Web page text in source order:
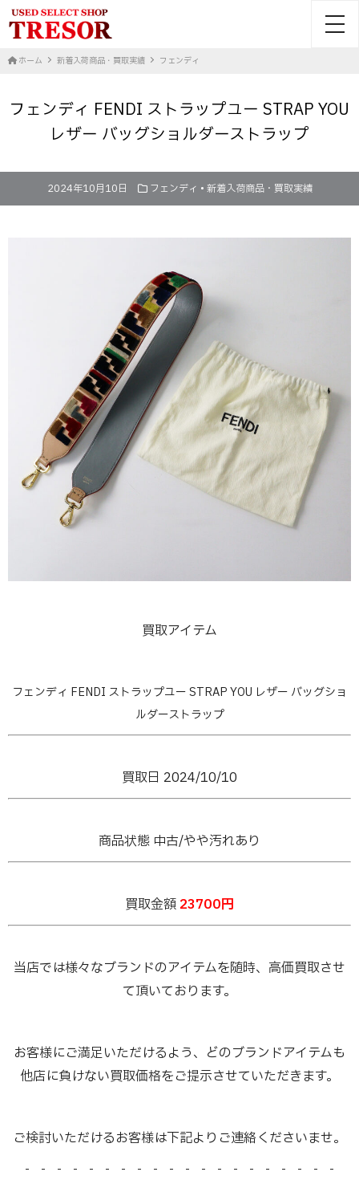
ホーム 新着入荷商品・買取実績 フェンディ
フェンディ FENDI ストラップユー STRAP YOU
レザー バッグショルダーストラップ
2024年10月10日 フェンディ • 新着入荷商品・買取実績
買取アイテム
フェンディ FENDI ストラップユー STRAP YOU レザー バッグショ
ルダーストラップ
買取日 2024/10/10
商品状態 中古/やや汚れあり
買取金額 23700円
当店では様々なブランドのアイテムを随時、高価買取させ
て頂いております。
お客様にご満足いただけるよう、どのブランドアイテムも
他店に負けない買取価格をご提示させていただきます。
ご検討いただけるお客様は下記よりご連絡くださいませ。
- - - - - - - - - - - - - - - - - - - -